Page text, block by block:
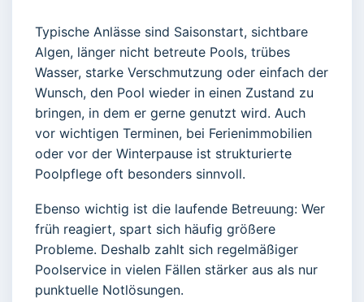
Typische Anlässe sind Saisonstart, sichtbare
Algen, länger nicht betreute Pools, trübes
Wasser, starke Verschmutzung oder einfach der
Wunsch, den Pool wieder in einen Zustand zu
bringen, in dem er gerne genutzt wird. Auch
vor wichtigen Terminen, bei Ferienimmobilien
oder vor der Winterpause ist strukturierte
Poolpflege oft besonders sinnvoll.
Ebenso wichtig ist die laufende Betreuung: Wer
früh reagiert, spart sich häufig größere
Probleme. Deshalb zahlt sich regelmäßiger
Poolservice in vielen Fällen stärker aus als nur
punktuelle Notlösungen.